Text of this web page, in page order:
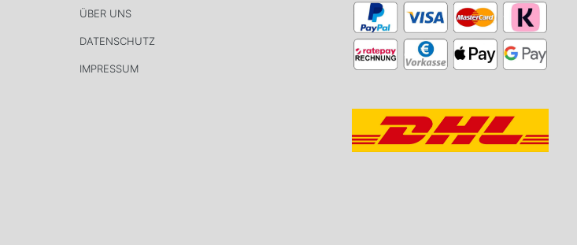
ÜBER UNS
DATENSCHUTZ
IMPRESSUM